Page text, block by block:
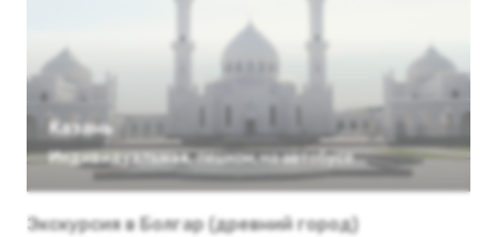
Казань
Индивидуальная, пешком, на автобусе
Экскурсия в Болгар (древний город)